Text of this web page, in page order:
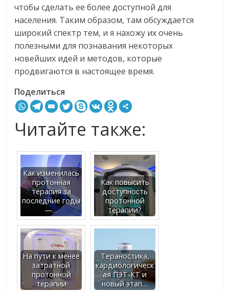
чтобы сделать ее более доступной для
населения. Таким образом, там обсуждается
широкий спектр тем, и я нахожу их очень
полезными для познавания некоторых
новейших идей и методов, которые
продвигаются в настоящее время.
Поделиться
Читайте также:
Как изменилась
протонная
терапия за
последние годы
—…
Как повысить
доступность
протонной
терапии?
На пути к менее
затратной
протонной
терапии
Тераностика,
кардиологическ
ая ПЭТ-КТ и
новый этап…